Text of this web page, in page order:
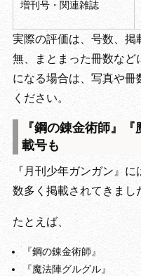
増刊号・関連雑誌
実際の評価は、号数、掲
無、まとまった冊数など
になる場合は、写真や冊
ください。
『鋼の錬金術師』
載号も
『月刊少年ガンガン』
数多く掲載されてきまし
たとえば、
『鋼の錬金術師』
『魔法陣グルグル』